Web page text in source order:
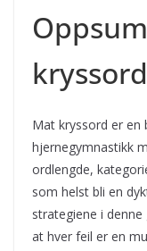
kryssord
Mat kryssord er en
hjernegymnastikk
ordlengde,
som helst bli en
strategiene i
at hver feil er en